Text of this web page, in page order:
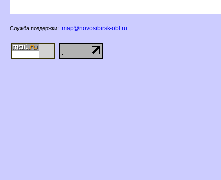
Служба поддержки: map@novosibirsk-obl.ru